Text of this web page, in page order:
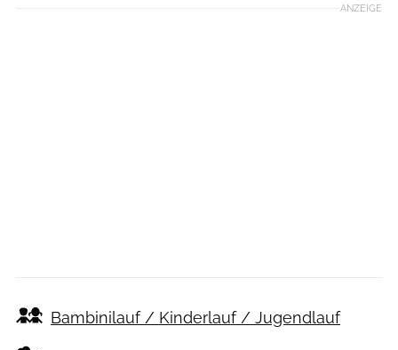
ANZEIGE
Bambinilauf / Kinderlauf / Jugendlauf